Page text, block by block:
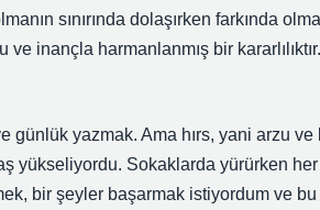
sınırında dolaşırken farkında
inançla harmanlanmış bir
günlük yazmak. Ama hırs, yani arzu ve
yükseliyordu. Sokaklarda yürürken her
bir şeyler başarmak istiyordum ve